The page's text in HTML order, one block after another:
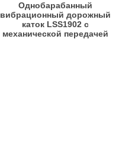
Однобарабанный
вибрационный дорожный
каток LSS1902 с
механической передачей